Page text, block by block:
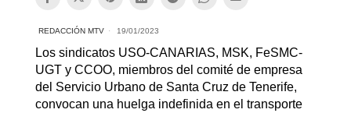
REDACCIÓN MTV 19/01/2023
Los sindicatos USO-CANARIAS, MSK, FeSMC-
UGT y CCOO, miembros del comité de empresa
del Servicio Urbano de Santa Cruz de Tenerife,
convocan una huelga indefinida en el transporte